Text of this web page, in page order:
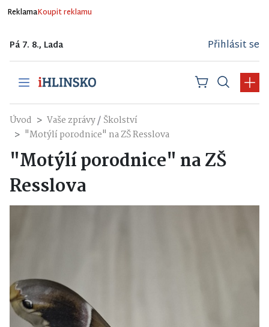
ReklamaKoupit reklamu
Pá 7. 8., Lada Přihlásit se
Úvod Vaše zprávy/ Školství
"Motýlí porodnice" na ZŠ Resslova
"Motýlí porodnice" na ZŠ
Resslova